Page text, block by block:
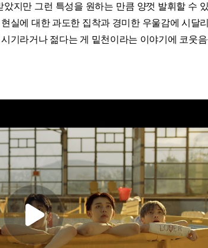
지만 그런 특성을 원하는 만큼 양껏 발휘할 수
실에 대한 과도한 집착과 경미한 우울감에 시달
기라거나 젊다는 게 밑천이라는 이야기에 코웃